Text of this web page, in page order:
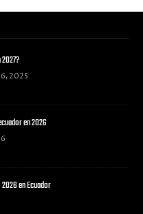
2025
en 2026
en Ecuador